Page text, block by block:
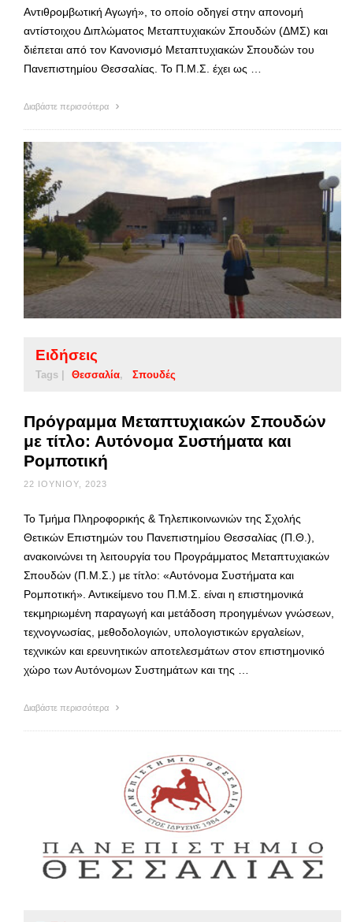
Αντιθρομβωτική Αγωγή», το οποίο οδηγεί στην απονομή
αντίστοιχου Διπλώματος Μεταπτυχιακών Σπουδών (ΔΜΣ) και
διέπεται από τον Κανονισμό Μεταπτυχιακών Σπουδών του
Πανεπιστημίου Θεσσαλίας. Το Π.Μ.Σ. έχει ως …
Διαβάστε περισσότερα
Ειδήσεις
Tags | Θεσσαλία Σπουδές
Πρόγραμμα Μεταπτυχιακών Σπουδών
με τίτλο: Αυτόνομα Συστήματα και
Ρομποτική
22 ΙΟΥΝΊΟΥ, 2023
Το Τμήμα Πληροφορικής & Τηλεπικοινωνιών της Σχολής
Θετικών Επιστημών του Πανεπιστημίου Θεσσαλίας (Π.Θ.),
ανακοινώνει τη λειτουργία του Προγράμματος Μεταπτυχιακών
Σπουδών (Π.Μ.Σ.) με τίτλο: «Αυτόνομα Συστήματα και
Ρομποτική». Αντικείμενο του Π.Μ.Σ. είναι η επιστημονικά
τεκμηριωμένη παραγωγή και μετάδοση προηγμένων γνώσεων,
τεχνογνωσίας, μεθοδολογιών, υπολογιστικών εργαλείων,
τεχνικών και ερευνητικών αποτελεσμάτων στον επιστημονικό
χώρο των Αυτόνομων Συστημάτων και της …
Διαβάστε περισσότερα